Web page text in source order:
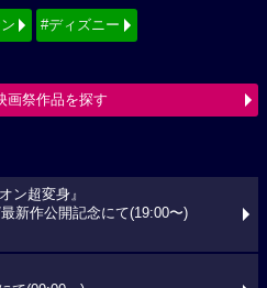
#ディズニー
画祭作品を探す
ン超変身』
新作公開記念にて(19:00〜)